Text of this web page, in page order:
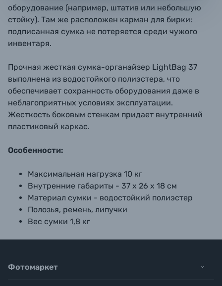
оборудование (например, штатив или небольшую
стойку). Там же расположен карман для бирки:
подписанная сумка не потеряется среди чужого
инвентаря.
Прочная жесткая сумка-органайзер LightBag 37
выполнена из водостойкого полиэстера, что
обеспечивает сохранность оборудования даже в
неблагоприятных условиях эксплуатации.
Жесткость боковым стенкам придает внутренний
пластиковый каркас.
Особенности:
Максимальная нагрузка 10 кг
Внутренние габариты - 37 x 26 x 18 см
Материал сумки - водостойкий полиэстер
Полозья, ремень, липучки
Вес сумки 1,8 кг
Фотомаркет